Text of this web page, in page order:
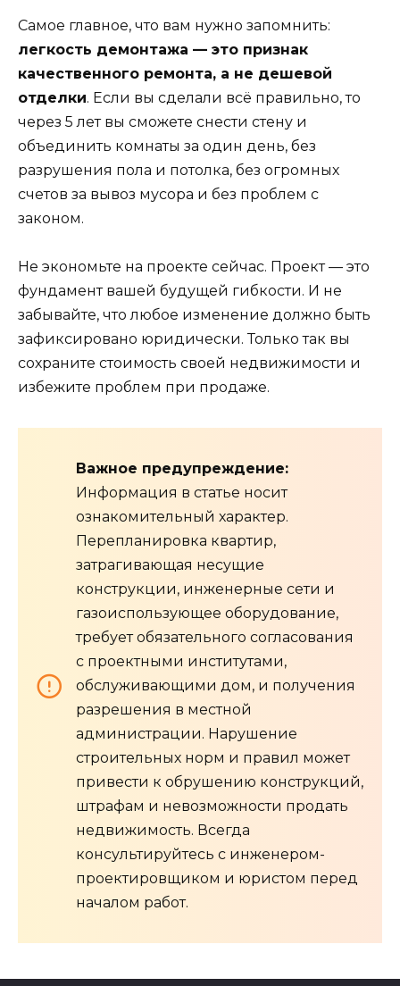
Самое главное, что вам нужно запомнить:
легкость демонтажа — это признак
качественного ремонта, а не дешевой
отделки. Если вы сделали всё правильно, то
через 5 лет вы сможете снести стену и
объединить комнаты за один день, без
разрушения пола и потолка, без огромных
счетов за вывоз мусора и без проблем с
законом.
Не экономьте на проекте сейчас. Проект — это
фундамент вашей будущей гибкости. И не
забывайте, что любое изменение должно быть
зафиксировано юридически. Только так вы
сохраните стоимость своей недвижимости и
избежите проблем при продаже.
Важное предупреждение:
Информация в статье носит
ознакомительный характер.
Перепланировка квартир,
затрагивающая несущие
конструкции, инженерные сети и
газоиспользующее оборудование,
требует обязательного согласования
с проектными институтами,
обслуживающими дом, и получения
разрешения в местной
администрации. Нарушение
строительных норм и правил может
привести к обрушению конструкций,
штрафам и невозможности продать
недвижимость. Всегда
консультируйтесь с инженером-
проектировщиком и юристом перед
началом работ.